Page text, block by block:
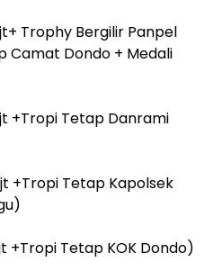
Trophy Bergilir Panpel
Camat Dondo + Medali
+Tropi Tetap Danrami
+Tropi Tetap Kapolsek
+Tropi Tetap KOK Dondo)